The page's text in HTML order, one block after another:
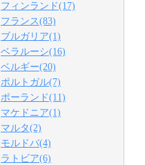
フィンランド(17)
フランス(83)
ブルガリア(1)
ベラルーシ(16)
ベルギー(20)
ポルトガル(7)
ポーランド(11)
マケドニア(1)
マルタ(2)
モルドバ(4)
ラトビア(6)